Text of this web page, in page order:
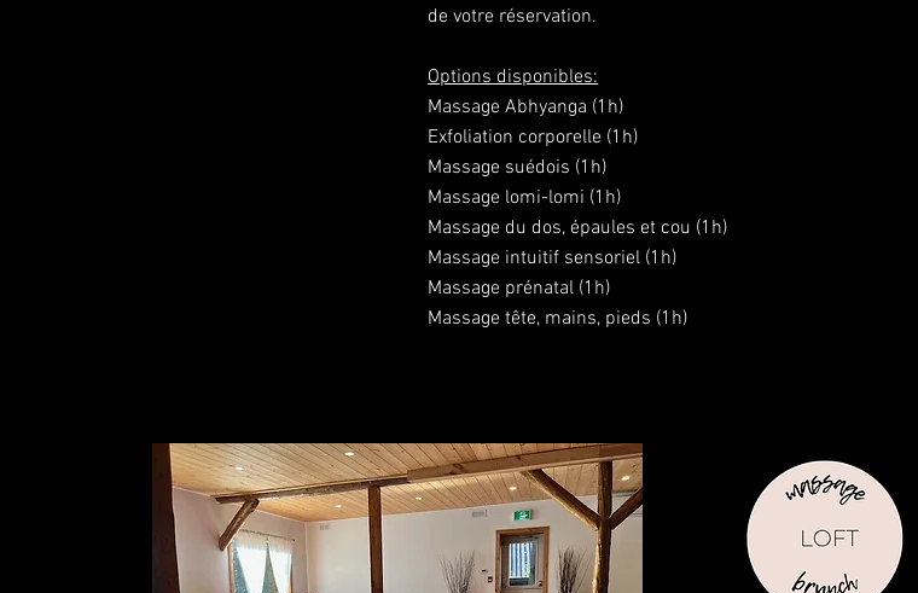
de votre réservation.
Options disponibles:
Massage Abhyanga (1h)
Exfoliation corporelle (1h)
Massage suédois (1h)
Massage lomi-lomi (1h)
Massage du dos, épaules et cou (1h)
Massage intuitif sensoriel (1h)
Massage prénatal (1h)
Massage tête, mains, pieds (1h)